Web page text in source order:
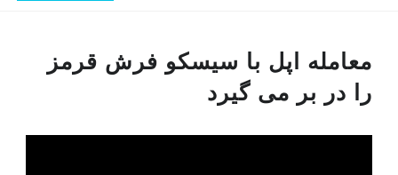
معامله اپل با سیسکو فرش قرمز
را در بر می گیرد